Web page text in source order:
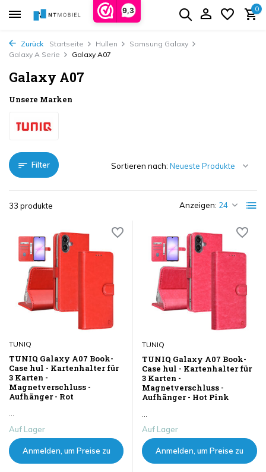
9,3 0
Zurück Startseite Hullen
Samsung Galaxy
Galaxy A Serie
Galaxy A07
Galaxy A07
Unsere Marken
Filter
33 produkte Anzeigen:
Sortieren nach:
TUNIQ
TUNIQ Galaxy A07 Book-
Case hul - Kartenhalter für
3 Karten -
Magnetverschluss -
Aufhänger - Rot
Auf Lager
Anmelden, um Preise zu
TUNIQ
TUNIQ Galaxy A07 Book-
Case hul - Kartenhalter für
3 Karten -
Magnetverschluss -
Aufhänger - Hot Pink
Auf Lager
Anmelden, um Preise zu